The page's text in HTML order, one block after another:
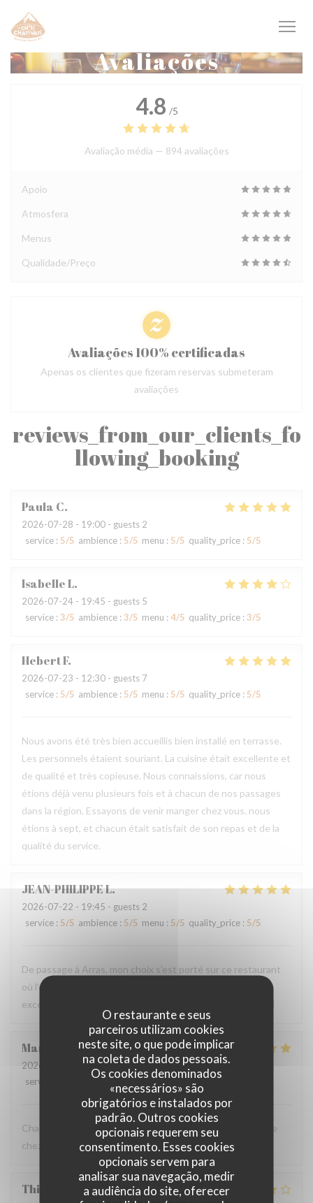
Painel de Gerenciamento de Cookies
O restaurante e seus
parceiros utilizam cookies
neste site, o que pode implicar
na coleta de dados pessoais.
Os cookies denominados
«necessários» são
obrigatórios e instalados por
padrão. Outros cookies
opcionais requerem seu
consentimento. Esses cookies
opcionais servem para
analisar sua navegação, medir
a audiência do site, oferecer
Avaliações
reviews_from_our_clients_fo
llowing_booking
Paula C
2026-07-28 - 19:00 - guests 2
service : 5/5 ambience : 5/5 menu : 5/5 quality_price : 5/5
IsabelleL
2026-07-24 - 19:45 - guests 5
service : 3/5 ambience : 3/5 menu : 4/5 quality_price : 3/5
HebertF
2026-07-23 - 12:30 - guests 7
service : 5/5 ambience : 5/5 menu : 5/5 quality_price : 5/5
Nous avons été très bien accueillis bien installé en terrasse.
Les personnels étaient souriant. La cuisine était excellente et
de qualité et très copieuse. Nous connaissions, car nous
étions déjà venu plusieurs fois et à chacun de nos passages
dans la région. Essayons de venir manger chez vous. nous
étions à sept, et chacun était satisfait de son repas et de la
qualité du service.
JEAN-PHILIPPEL
2026-07-22 - 19:45 - guests 2
service : 5/5 ambience : 5/5 menu : 5/5 quality_price : 5/5
De passage à Arras, mon choix s'est porté sur ce restaurant
où l'on peut trouver des spécialités de la région. Repas
excellent et original, très bon accueil, déco originale. Merci
Marie pierreD
2026-07-20
- 19:30 - guests 4
service
ambience: 5/5 menu: 5/5 quality_price
Chaque fois qu’on vient au Mainsquare ou à Arras on passe
chez vous ❤️🌻incontournable
Thierry
4.8 /5
Avaliação média — 894 avaliações
Apoio
Atmosfera
Menus
Qualidade/Preço
Avaliações 100% certificadas
Apenas os clientes que fizeram reservas submeteram
avaliações